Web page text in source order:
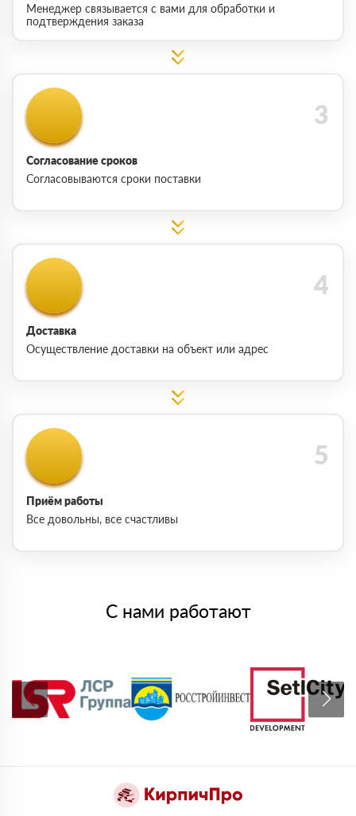
Менеджер связывается с вами для обработки и
подтверждения заказа
Согласование сроков
Согласовываются сроки поставки
Доставка
Осуществление доставки на объект или адрес
Приём работы
Все довольны, все счастливы
С нами работают